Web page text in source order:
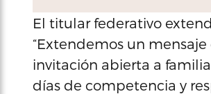
El titular federativo
“Extendemos un
invitación abierta a
días de competencia y